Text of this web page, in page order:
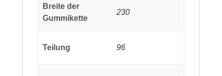
Breite der
Gummikette
230
Teilung 96